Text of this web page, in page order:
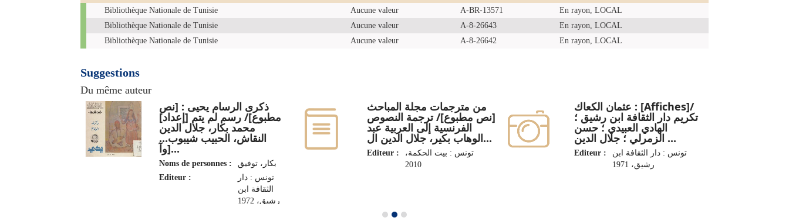
ExemplairesBibliothèque Nationale de Tunisie
Aucune valeur A-BR-13571
En rayon, LOCAL
Bibliothèque Nationale de Tunisie
Aucune valeur A-8-26643
En rayon, LOCAL
Bibliothèque Nationale de Tunisie
Aucune valeur A-8-26642 En rayon, LOCAL
Suggestions
Du même auteur
من مترجمات مجلة المباحث
[نص مطبوع]/ ترجمة النصوص
الفرنسية إلى العربية عبد
الوهاب بكير، جلال الدين ال...
Editeur :
تونس : بيت الحكمة،
2010
عثمان الكعاك : [Affiches]/
تكريم دار الثقافة ابن رشيق ؛
الهادي العبيدي ؛ حسن
الزمرلي ؛ جلال الدين ...
Editeur :
تونس : دار الثقافة ابن
رشيق، 1971
ذكرى الرسام يحيى : [نص
مطبوع]/ رسم لم يتم [إعداد]
محمد بكار، جلال الدين
النقاش، الحبيب شيبوب...
[وآ...
Noms de personnes :
بكار، توفيق
Editeur :
تونس : دار
الثقافة ابن
رشيق، 1972